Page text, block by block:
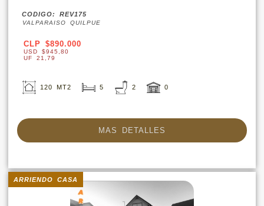
CODIGO: REV175
VALPARAISO QUILPUE
CLP $890.000
USD $945,80
UF 21,79
120 MT2 5 2 0
MAS DETALLES
ARRIENDO CASA